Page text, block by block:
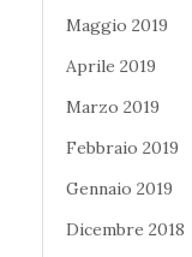
Maggio 2019
Aprile 2019
Marzo 2019
Febbraio 2019
Gennaio 2019
Dicembre 2018